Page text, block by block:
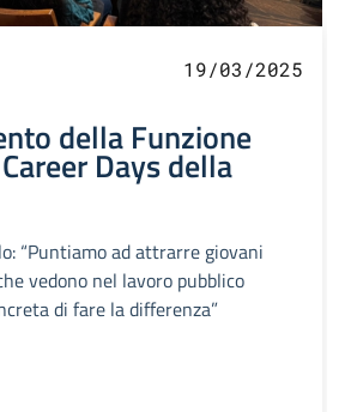
19/03/2025
della Funzione
Days della
“Puntiamo ad attrarre giovani
vedono nel lavoro pubblico
di fare la differenza”